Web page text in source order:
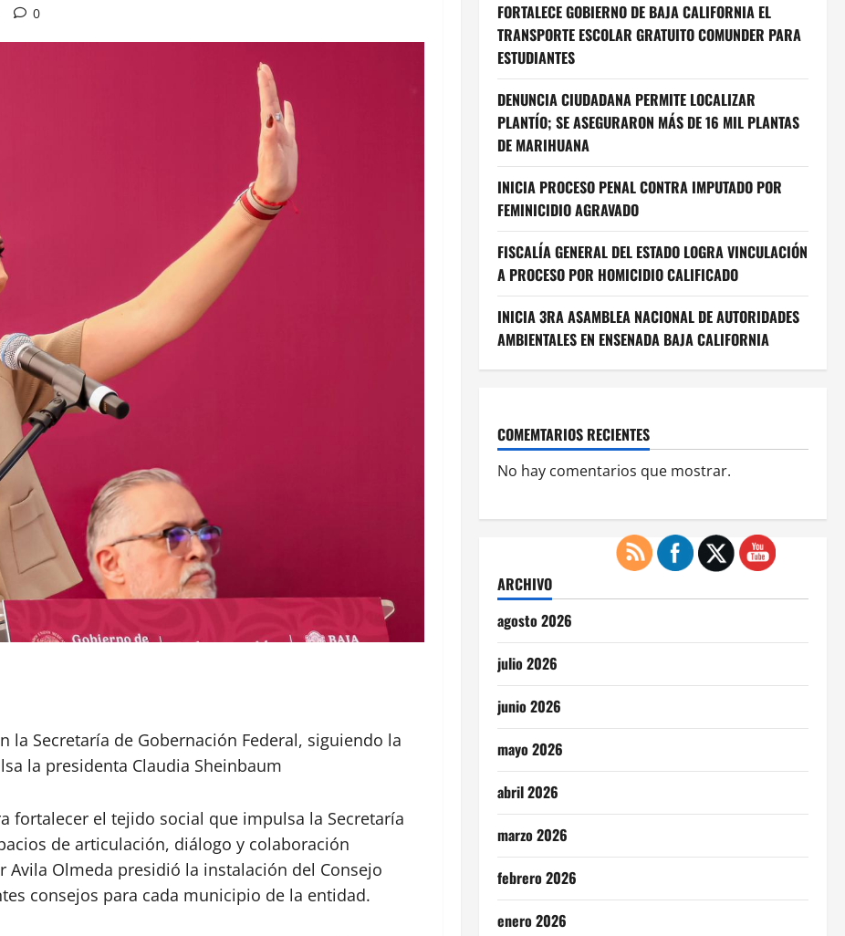
0
la Secretaría de Gobernación Federal, siguiendo la
la presidenta Claudia Sheinbaum
fortalecer el tejido social que impulsa la Secretaría
de articulación, diálogo y colaboración
Olmeda presidió la instalación del Consejo
consejos para cada municipio de la entidad.
FORTALECE GOBIERNO DE BAJA CALIFORNIA EL
TRANSPORTE ESCOLAR GRATUITO COMUNDER PARA
ESTUDIANTES
DENUNCIA CIUDADANA PERMITE LOCALIZAR
PLANTÍO; SE ASEGURARON MÁS DE 16 MIL PLANTAS
DE MARIHUANA
INICIA PROCESO PENAL CONTRA IMPUTADO POR
FEMINICIDIO AGRAVADO
FISCALÍA GENERAL DEL ESTADO LOGRA VINCULACIÓN
A PROCESO POR HOMICIDIO CALIFICADO
INICIA 3RA ASAMBLEA NACIONAL DE AUTORIDADES
AMBIENTALES EN ENSENADA BAJA CALIFORNIA
COMEMTARIOS RECIENTES
No hay comentarios que mostrar.
ARCHIVO
agosto 2026
julio 2026
junio 2026
mayo 2026
abril 2026
marzo 2026
febrero 2026
enero 2026